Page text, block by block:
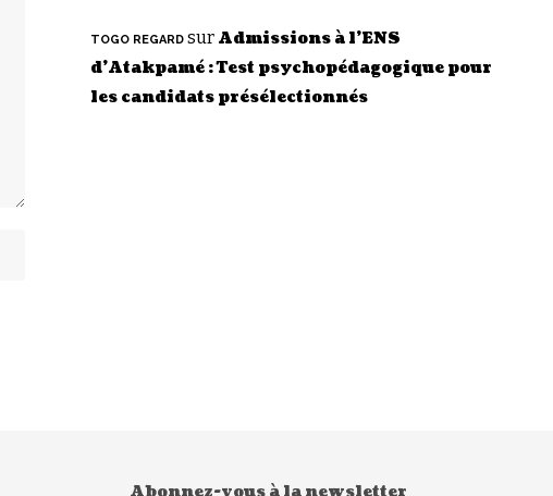
TOGO REGARDsur Admissions à l’ENS
d’Atakpamé : Test psychopédagogique pour
les candidats présélectionnés